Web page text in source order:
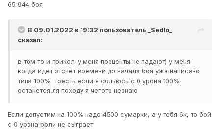
65 944 боя
В 09.01.2022 в 19:32 пользователь _Sedlo_
сказал:
в том то и прикол-у меня проценты не падают) у меня
когда идёт отсчёт времени до начала боя уже написано
типа 100% тоесть если я сольюсь с 0 урона 100%
останется,ля походу я чегото незнаю
Если допустим на 100% надо 4500 сумарки, а у тебя 6к, то бой
с 0 урона роли не сыграет